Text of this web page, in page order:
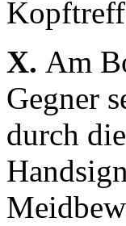
X. Am
Gegner
durch